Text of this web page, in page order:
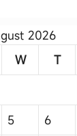
2026
W T
5 6